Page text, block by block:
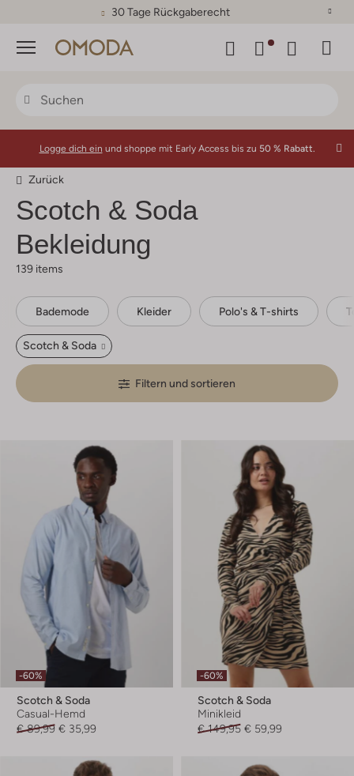
30 Tage Rückgaberecht
Menü
Logge dich ein und shoppe mit Early Access bis zu 50 % Rabatt.
Zurück
Scotch & Soda
Bekleidung
139 items
Bademode Kleider Polo's & T-shirts
Scotch & Soda
Filtern und sortieren
-60%
Scotch & Soda
Casual-Hemd
€ 89,99 € 35,99
-60%
Scotch & Soda
Minikleid
€ 149,95 € 59,99